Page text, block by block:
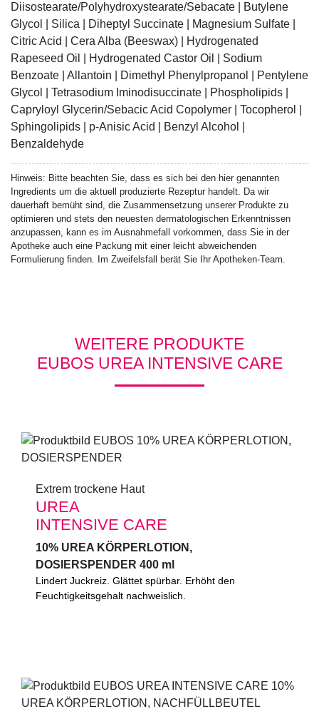
Diisostearate/Polyhydroxystearate/Sebacate | Butylene
Glycol | Silica | Diheptyl Succinate | Magnesium Sulfate |
Citric Acid | Cera Alba (Beeswax) | Hydrogenated
Rapeseed Oil | Hydrogenated Castor Oil | Sodium
Benzoate | Allantoin | Dimethyl Phenylpropanol | Pentylene
Glycol | Tetrasodium Iminodisuccinate | Phospholipids |
Capryloyl Glycerin/Sebacic Acid Copolymer | Tocopherol |
Sphingolipids | p-Anisic Acid | Benzyl Alcohol |
Benzaldehyde
Hinweis: Bitte beachten Sie, dass es sich bei den hier genannten
Ingredients um die aktuell produzierte Rezeptur handelt. Da wir
dauerhaft bemüht sind, die Zusammensetzung unserer Produkte zu
optimieren und stets den neuesten dermatologischen Erkenntnissen
anzupassen, kann es im Ausnahmefall vorkommen, dass Sie in der
Apotheke auch eine Packung mit einer leicht abweichenden
Formulierung finden. Im Zweifelsfall berät Sie Ihr Apotheken-Team.
WEITERE PRODUKTE
EUBOS UREA INTENSIVE CARE
Extrem trockene Haut
UREA
INTENSIVE CARE
10% UREA KÖRPERLOTION,
DOSIERSPENDER 400 ml
Lindert Juckreiz. Glättet spürbar. Erhöht den
Feuchtigkeitsgehalt nachweislich. Mit Glycerin und
Extrem trockene Haut
UREA
INTENSIVE CARE
10% UREA KÖRPERLOTION,
DOSIERSPENDER 400 ml
Lindert Juckreiz. Glättet spürbar. Erhöht den
Feuchtigkeitsgehalt nachweislich.